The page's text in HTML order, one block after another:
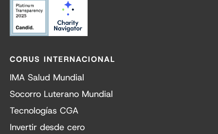
CORUS INTERNACIONAL
IMA Salud Mundial
Socorro Luterano Mundial
Tecnologías CGA
Invertir desde cero